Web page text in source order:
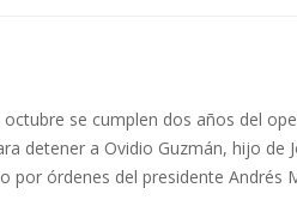
octubre se cumplen dos años del
detener a Ovidio Guzmán, hijo de
por órdenes del presidente Andrés